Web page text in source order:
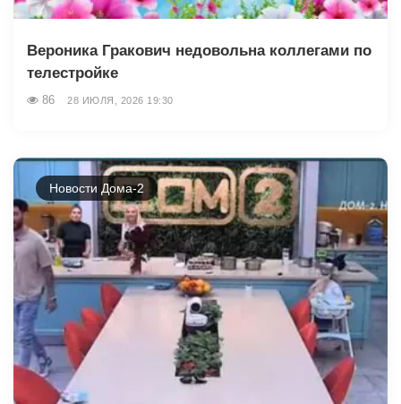
Вероника Гракович недовольна коллегами по
телестройке
86 28 ИЮЛЯ, 2026 19:30
Новости Дома-2